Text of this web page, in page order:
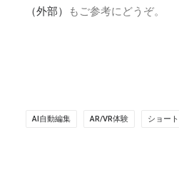
（外部）
もご参考にどうぞ。
AI自動編集 AR/VR体験 ショー